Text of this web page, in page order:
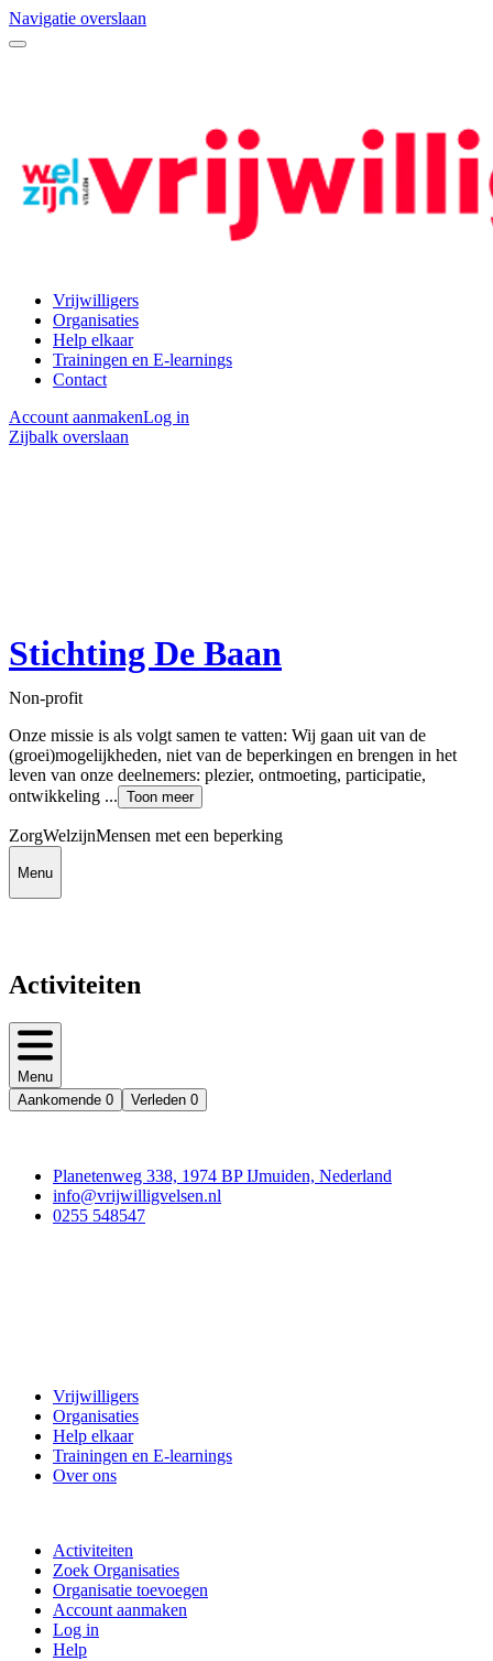
Navigatie overslaan
Vrijwilligers
Organisaties
Help elkaar
Trainingen en E-learnings
Contact
Account aanmakenLog in
Zijbalk overslaan
Stichting De Baan
Non-profit
Onze missie is als volgt samen te vatten: Wij gaan uit van de
(groei)mogelijkheden, niet van de beperkingen en brengen in het
leven van onze deelnemers: plezier, ontmoeting, participatie,
ontwikkeling ... Toon meer
ZorgWelzijnMensen met een beperking
Menu
Activiteiten
Menu
Aankomende 0 Verleden 0
Planetenweg 338, 1974 BP IJmuiden, Nederland
info@vrijwilligvelsen.nl
0255 548547
Vrijwilligers
Organisaties
Help elkaar
Trainingen en E-learnings
Over ons
Activiteiten
Zoek Organisaties
Organisatie toevoegen
Account aanmaken
Log in
Help